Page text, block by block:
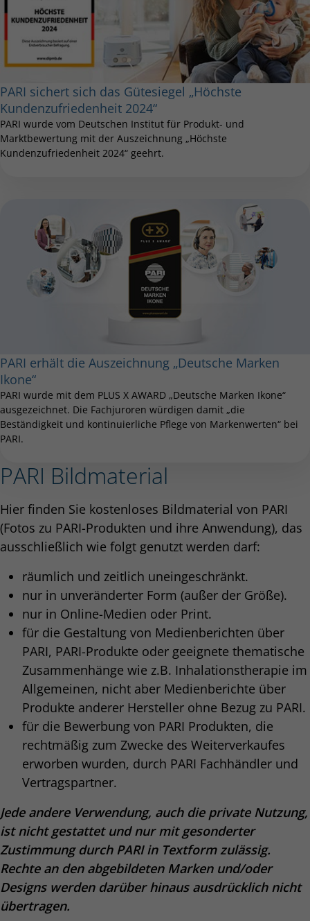
PARI sichert sich das Gütesiegel „Höchste
Kundenzufriedenheit 2024“
PARI wurde vom Deutschen Institut für Produkt- und
Marktbewertung mit der Auszeichnung „Höchste
Kundenzufriedenheit 2024“ geehrt.
PARI erhält die Auszeichnung „Deutsche Marken
Ikone“
PARI wurde mit dem PLUS X AWARD „Deutsche Marken Ikone“
ausgezeichnet. Die Fachjuroren würdigen damit „die
Beständigkeit und kontinuierliche Pflege von Markenwerten“ bei
PARI.
PARI Bildmaterial
Hier finden Sie kostenloses Bildmaterial von PARI
(Fotos zu PARI-Produkten und ihre Anwendung), das
ausschließlich wie folgt genutzt werden darf:
räumlich und zeitlich uneingeschränkt.
nur in unveränderter Form (außer der Größe).
nur in Online-Medien oder Print.
für die Gestaltung von Medienberichten über
PARI, PARI-Produkte oder geeignete thematische
Zusammenhänge wie z.B. Inhalationstherapie im
Allgemeinen, nicht aber Medienberichte über
Produkte anderer Hersteller ohne Bezug zu PARI.
für die Bewerbung von PARI Produkten, die
rechtmäßig zum Zwecke des Weiterverkaufes
erworben wurden, durch PARI Fachhändler und
Vertragspartner.
Jede andere Verwendung, auch die private Nutzung,
ist nicht gestattet und nur mit gesonderter
Zustimmung durch PARI in Textform zulässig.
Rechte an den abgebildeten Marken und/oder
Designs werden darüber hinaus ausdrücklich nicht
übertragen.